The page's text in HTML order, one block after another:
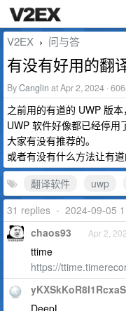
V2EX › 问与答
有没有好用的翻
ByCanglin at Apr 2, 2024 ·
之前用的有道的 UWP 版
UWP 软件好像都已经停
大家有没有推荐的。
或者有没有什么方法让有
翻译软件
uwp
31 replies • 2024-09-05
chaos93 Apr 2,
ttime
https://
yKXSkKoR8I1RcxaS
DeepL